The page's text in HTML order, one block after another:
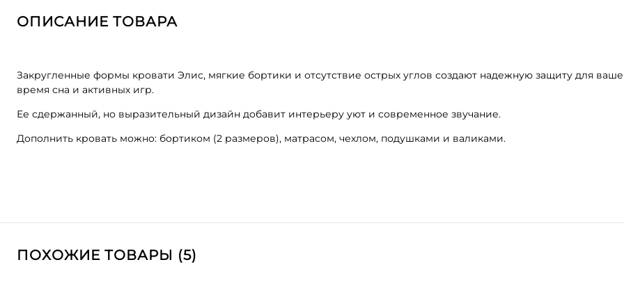
ОПИСАНИЕ ТОВАРА
Закругленные формы кровати Элис, мягкие бортики и отсутствие острых углов создают надежную защиту для
время сна и активных игр.
Ее сдержанный, но выразительный дизайн добавит интерьеру уют и современное звучание.
Дополнить кровать можно: бортиком (2 размеров), матрасом, чехлом, подушками и валиками.
ПОХОЖИЕ ТОВАРЫ (5)